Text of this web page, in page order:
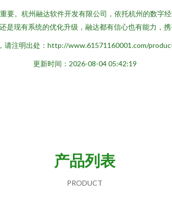
要。杭州融达软件开发有限公司，依托杭州的数字
现有系统的优化升级，融达都有信心也有能力，
请注明出处：http://www.61571160001.com/
更新时间：2026-08-04 05:42:19
产品列表
PRODUCT